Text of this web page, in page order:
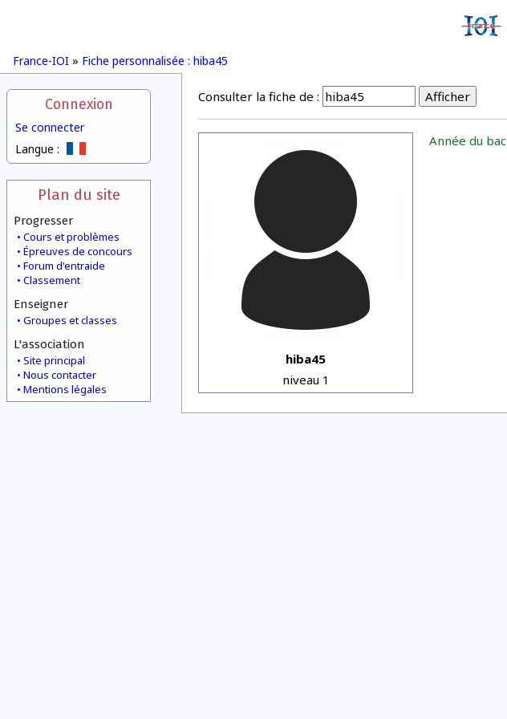
France-IOI » Fiche personnalisée : hiba45
Connexion
Se connecter
Langue :
Plan du site
Progresser
Cours et problèmes
Épreuves de concours
Forum d'entraide
Classement
Enseigner
Groupes et classes
L'association
Site principal
Nous contacter
Mentions légales
Consulter la fiche de :
hiba45
niveau 1
Année du bac